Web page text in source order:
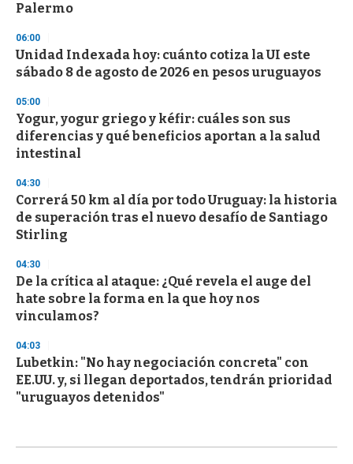
Palermo
06:00
Unidad Indexada hoy: cuánto cotiza la UI este
sábado 8 de agosto de 2026 en pesos uruguayos
05:00
Yogur, yogur griego y kéfir: cuáles son sus
diferencias y qué beneficios aportan a la salud
intestinal
04:30
Correrá 50 km al día por todo Uruguay: la historia
de superación tras el nuevo desafío de Santiago
Stirling
04:30
De la crítica al ataque: ¿Qué revela el auge del
hate sobre la forma en la que hoy nos
vinculamos?
04:03
Lubetkin: "No hay negociación concreta" con
EE.UU. y, si llegan deportados, tendrán prioridad
"uruguayos detenidos"